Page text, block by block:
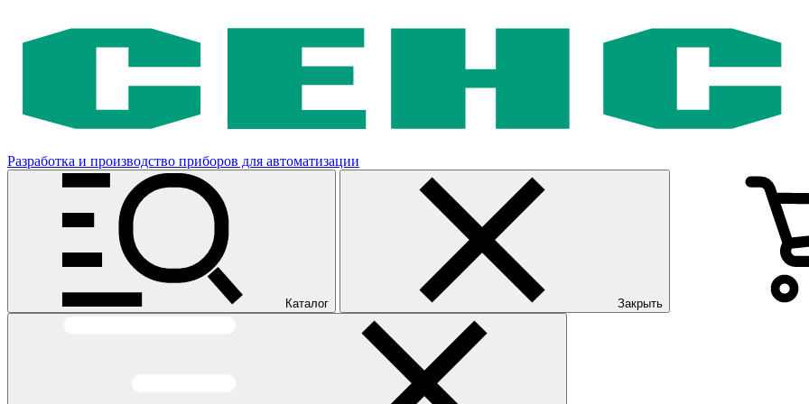
Разработка и производство приборов для автоматизации
Каталог Закрыть